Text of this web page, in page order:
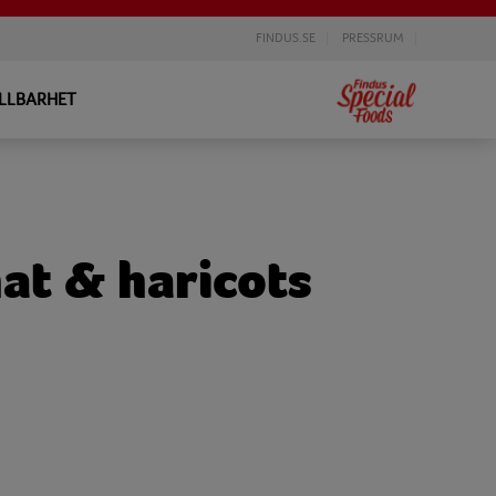
FINDUS.SE PRESSRUM
& haricots